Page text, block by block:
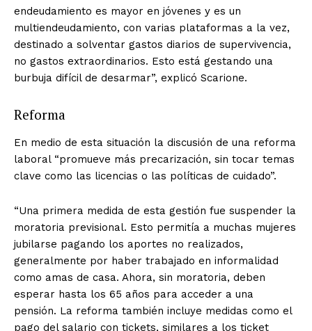
endeudamiento es mayor en jóvenes y es un
multiendeudamiento, con varias plataformas a la vez,
destinado a solventar gastos diarios de supervivencia,
no gastos extraordinarios. Esto está gestando una
burbuja difícil de desarmar”, explicó Scarione.
Reforma
En medio de esta situación la discusión de una reforma
laboral “promueve más precarización, sin tocar temas
clave como las licencias o las políticas de cuidado”.
“Una primera medida de esta gestión fue suspender la
moratoria previsional. Esto permitía a muchas mujeres
jubilarse pagando los aportes no realizados,
generalmente por haber trabajado en informalidad
como amas de casa. Ahora, sin moratoria, deben
esperar hasta los 65 años para acceder a una
pensión. La reforma también incluye medidas como el
pago del salario con tickets, similares a los ticket